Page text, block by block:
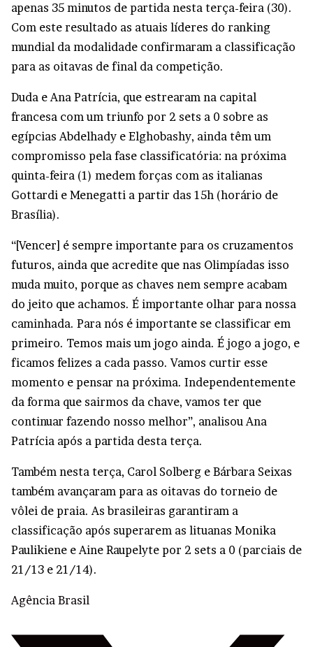
apenas 35 minutos de partida nesta terça-feira (30).
Com este resultado as atuais líderes do ranking
mundial da modalidade confirmaram a classificação
para as oitavas de final da competição.
Duda e Ana Patrícia, que estrearam na capital
francesa com um triunfo por 2 sets a 0 sobre as
egípcias Abdelhady e Elghobashy, ainda têm um
compromisso pela fase classificatória: na próxima
quinta-feira (1) medem forças com as italianas
Gottardi e Menegatti a partir das 15h (horário de
Brasília).
“[Vencer] é sempre importante para os cruzamentos
futuros, ainda que acredite que nas Olimpíadas isso
muda muito, porque as chaves nem sempre acabam
do jeito que achamos. É importante olhar para nossa
caminhada. Para nós é importante se classificar em
primeiro. Temos mais um jogo ainda. É jogo a jogo, e
ficamos felizes a cada passo. Vamos curtir esse
momento e pensar na próxima. Independentemente
da forma que sairmos da chave, vamos ter que
continuar fazendo nosso melhor”, analisou Ana
Patrícia após a partida desta terça.
Também nesta terça, Carol Solberg e Bárbara Seixas
também avançaram para as oitavas do torneio de
vôlei de praia. As brasileiras garantiram a
classificação após superarem as lituanas Monika
Paulikiene e Aine Raupelyte por 2 sets a 0 (parciais de
21/13 e 21/14).
Agência Brasil